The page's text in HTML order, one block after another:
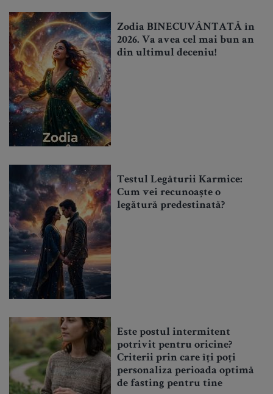
Zodia BINECUVÂNTATĂ în
2026. Va avea cel mai bun an
din ultimul deceniu!
Testul Legăturii Karmice:
Cum vei recunoaște o
legătură predestinată?
Este postul intermitent
potrivit pentru oricine?
Criterii prin care îți poți
personaliza perioada optimă
de fasting pentru tine